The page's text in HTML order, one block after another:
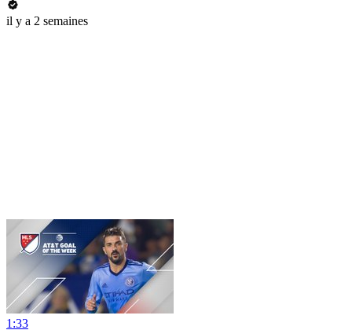
il y a 2 semaines
1:33